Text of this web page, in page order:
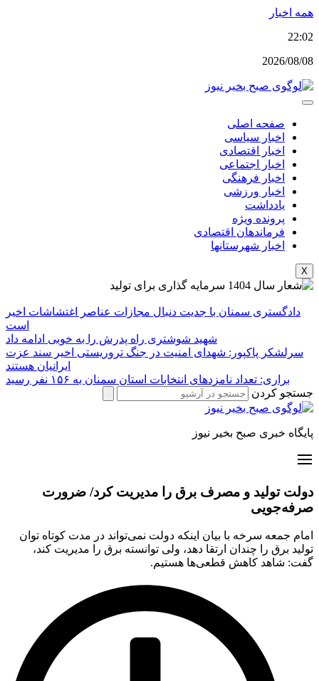
پرش
محتوا
همه اخبار
22:02
2026/08/08
صفحه اصلی
اخبار سیاسی
اخبار اقتصادی
اخبار اجتماعی
اخبار فرهنگی
اخبار ورزشی
یادداشت
پرونده ویژه
فرماندهان اقتصادی
اخبار شهرستانها
X
دادگستری سمنان با جدیت دنبال مجازات عناصر اغتشاشات اخیر
است
شهید شوشتری راه پدرش را به خوبی ادامه داد
سرلشکر پاکپور: شهدای امنیت در جنگ تروریستی اخیر سند عزت
ایرانیان هستند
براری: تعداد نامزدهای انتخابات استان سمنان به ۱۵۶ نفر رسید
جستجو کردن
پایگاه خبری صبح بخیر نیوز
دولت تولید و مصرف برق را مدیریت کرد/ ضرورت
صرفه‌جویی
امام جمعه سرخه با بیان اینکه دولت نمی‌تواند در مدت کوتاه توان
تولید برق را چندان ارتقا دهد، ولی توانسته برق را مدیریت کند،
گفت: شاهد کاهش قطعی‌ها هستیم.